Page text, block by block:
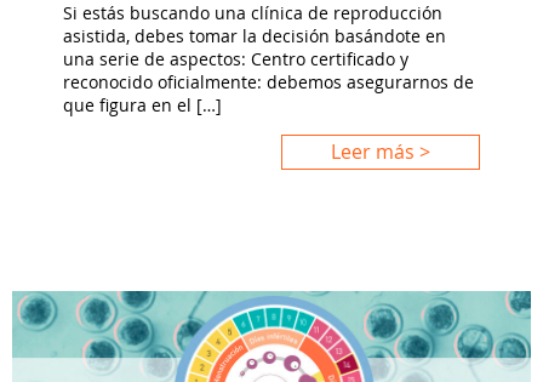
Si estás buscando una clínica de reproducción
asistida, debes tomar la decisión basándote en
una serie de aspectos: Centro certificado y
reconocido oficialmente: debemos asegurarnos de
que figura en el […]
Leer más >